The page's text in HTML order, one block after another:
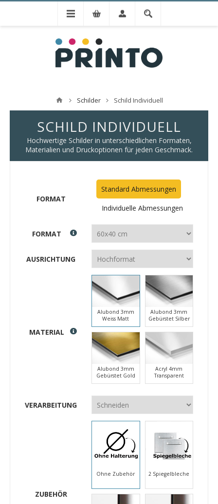
Schilder Schild Individuell
SCHILD INDIVIDUELL
Hochwertige Schilder in unterschiedlichen Formaten,
Materialien und Druckoptionen für jeden Geschmack.
FORMAT
Standard Abmessungen
Individuelle Abmessungen
FORMAT
AUSRICHTUNG
MATERIAL
Alubond 3mm
Weiss Matt
Alubond 3mm
Gebürstet Silber
Alubond 3mm
Gebürstet Gold
Acryl 4mm
Transparent
VERARBEITUNG
ZUBEHÖR
Ohne Zubehör 2 Spiegelbleche